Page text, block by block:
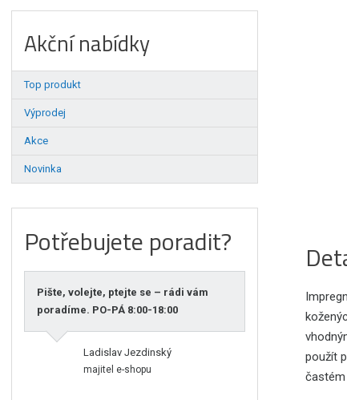
použít
častém
Akční nabídky
Top produkt
Výprodej
Akce
Novinka
Potřebujete poradit?
Pište, volejte, ptejte se – rádi vám
poradíme. PO-PÁ 8:00-18:00
Ladislav Jezdinský
majitel e-shopu